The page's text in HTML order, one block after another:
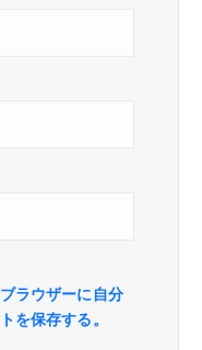
ラウザーに自分
を保存する。